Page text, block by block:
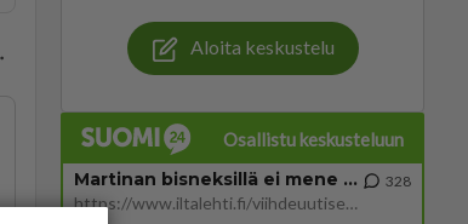
Aloita keskustelu
Osallistu keskusteluun
Martinan bisneksillä ei mene hyvin
https://www.iltalehti.fi/viihdeuutiset/a/c46da6ab-340f-4790-aaa7-0865eed2336 Yrityksen konkurssihakemus on tullut kärä
328